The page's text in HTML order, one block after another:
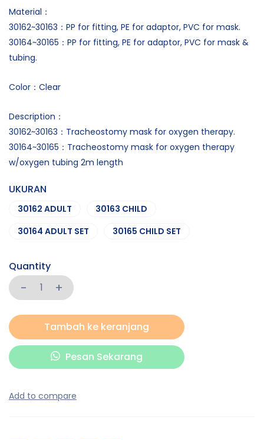
Material：
30162~30163：PP for fitting, PE for adaptor, PVC for mask.
30164~30165：PP for fitting, PE for adaptor, PVC for mask &
tubing.
Color：Clear
Description：
30162~30163：Tracheostomy mask for oxygen therapy.
30164~30165：Tracheostomy mask for oxygen therapy
w/oxygen tubing 2m length
UKURAN
30162 ADULT
30163 CHILD
30164 ADULT SET
30165 CHILD SET
Quantity
Tambah ke keranjang
Pesan Sekarang